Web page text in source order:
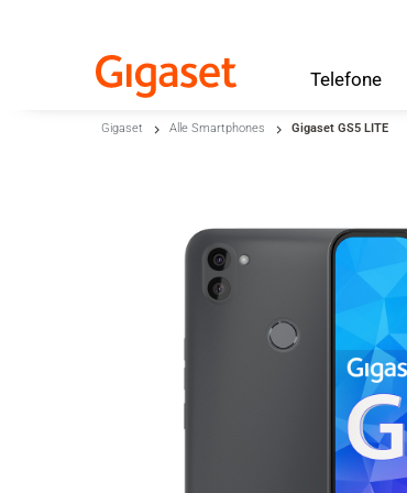
Skip to main content
Skip to Cookie Configuration
Customer Account
Telefone
Gigaset Alle Smartphones Gigaset GS5 LITE